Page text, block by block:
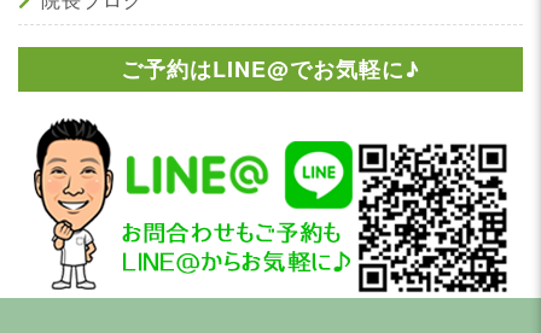
ご予約はLINE@でお気軽に♪